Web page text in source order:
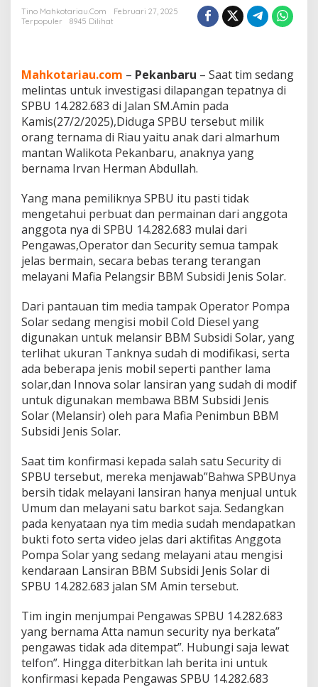
8
3
S
M
A
i
n
K
b
a
u
k
u
m
e
r
a
n
g
T
e
r
a
n
n
L
a
a
n
i
M
a
f
i
P
e
l
a
n
g
Tino Mahkotariau.com
Februari 27, 2025
Terpopuler
8945 Dilihat
Mahkotariau.com – Pekanbaru – Saat tim sedang
melintas untuk investigasi dilapangan tepatnya di
SPBU 14.282.683 di Jalan SM.Amin pada
Kamis(27/2/2025),Diduga SPBU tersebut milik
orang ternama di Riau yaitu anak dari almarhum
mantan Walikota Pekanbaru, anaknya yang
bernama Irvan Herman Abdullah.
Yang mana pemiliknya SPBU itu pasti tidak
mengetahui perbuat dan permainan dari anggota
anggota nya di SPBU 14.282.683 mulai dari
Pengawas,Operator dan Security semua tampak
jelas bermain, secara bebas terang terangan
melayani Mafia Pelangsir BBM Subsidi Jenis Solar.
Dari pantauan tim media tampak Operator Pompa
Solar sedang mengisi mobil Cold Diesel yang
digunakan untuk melansir BBM Subsidi Solar, yang
terlihat ukuran Tanknya sudah di modifikasi, serta
ada beberapa jenis mobil seperti panther lama
solar,dan Innova solar lansiran yang sudah di modif
untuk digunakan membawa BBM Subsidi Jenis
Solar (Melansir) oleh para Mafia Penimbun BBM
Subsidi Jenis Solar.
Saat tim konfirmasi kepada salah satu Security di
SPBU tersebut, mereka menjawab”Bahwa SPBUnya
bersih tidak melayani lansiran hanya menjual untuk
Umum dan melayani satu barkot saja. Sedangkan
pada kenyataan nya tim media sudah mendapatkan
bukti foto serta video jelas dari aktifitas Anggota
Pompa Solar yang sedang melayani atau mengisi
kendaraan Lansiran BBM Subsidi Jenis Solar di
SPBU 14.282.683 jalan SM Amin tersebut.
Tim ingin menjumpai Pengawas SPBU 14.282.683
yang bernama Atta namun security nya berkata”
pengawas tidak ada ditempat”. Hubungi saja lewat
telfon”. Hingga diterbitkan lah berita ini untuk
konfirmasi kepada Pengawas SPBU 14.282.683